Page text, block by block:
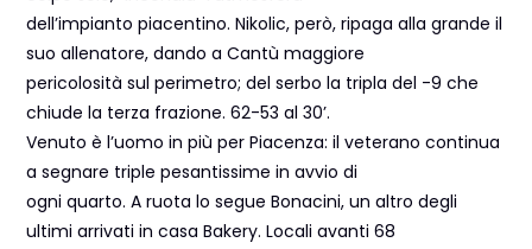
dell’impianto piacentino. Nikolic, però, ripaga alla grande il
suo allenatore, dando a Cantù maggiore
pericolosità sul perimetro; del serbo la tripla del -9 che
chiude la terza frazione. 62-53 al 30’.
Venuto è l’uomo in più per Piacenza: il veterano continua
a segnare triple pesantissime in avvio di
ogni quarto. A ruota lo segue Bonacini, un altro degli
ultimi arrivati in casa Bakery. Locali avanti 68